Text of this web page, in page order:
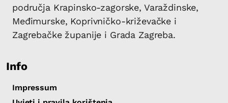
područja Krapinsko-zagorske, Varaždinske,
Međimurske, Koprivničko-križevačke i
Zagrebačke županije i Grada Zagreba.
Info
Impressum